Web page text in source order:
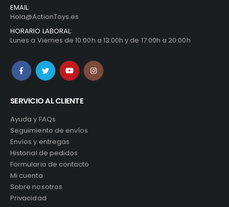
EMAIL:
Hola@ActionToys.es
HORARIO LABORAL:
Lunes a Viernes de 10:00h a 13:00h y de 17:00h a 20:00h
SERVICIO AL CLIENTE
Ayuda y FAQs
Seguimiento de envíos
Envíos y entregas
Historial de pedidos
Formulario de contacto
Mi cuenta
Sobre nosotros
Privacidad